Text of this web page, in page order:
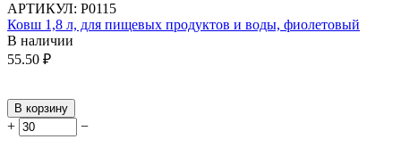
АРТИКУЛ: Р0115
Ковш 1,8 л, для пищевых продуктов и воды, фиолетовый
В наличии
55.50 ₽
В корзину
+ −